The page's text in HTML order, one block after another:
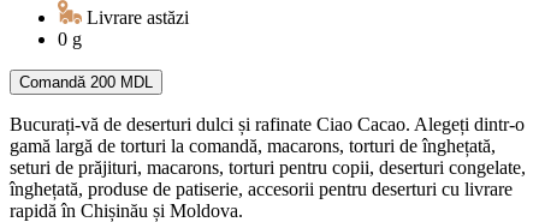
Livrare astăzi
0 g
Comandă 200 MDL
Bucurați-vă de deserturi dulci și rafinate Ciao Cacao. Alegeți dintr-o
gamă largă de torturi la comandă, macarons, torturi de înghețată,
seturi de prăjituri, macarons, torturi pentru copii, deserturi congelate,
înghețată, produse de patiserie, accesorii pentru deserturi cu livrare
rapidă în Chișinău și Moldova.